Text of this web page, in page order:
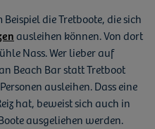
die Tretboote, die sich
ausleihen können. Von dort
Nass. Wer lieber auf
Beach Bar statt Tretboot
ausleihen. Dass eine
hat, beweist sich auch in
ausgeliehen werden.